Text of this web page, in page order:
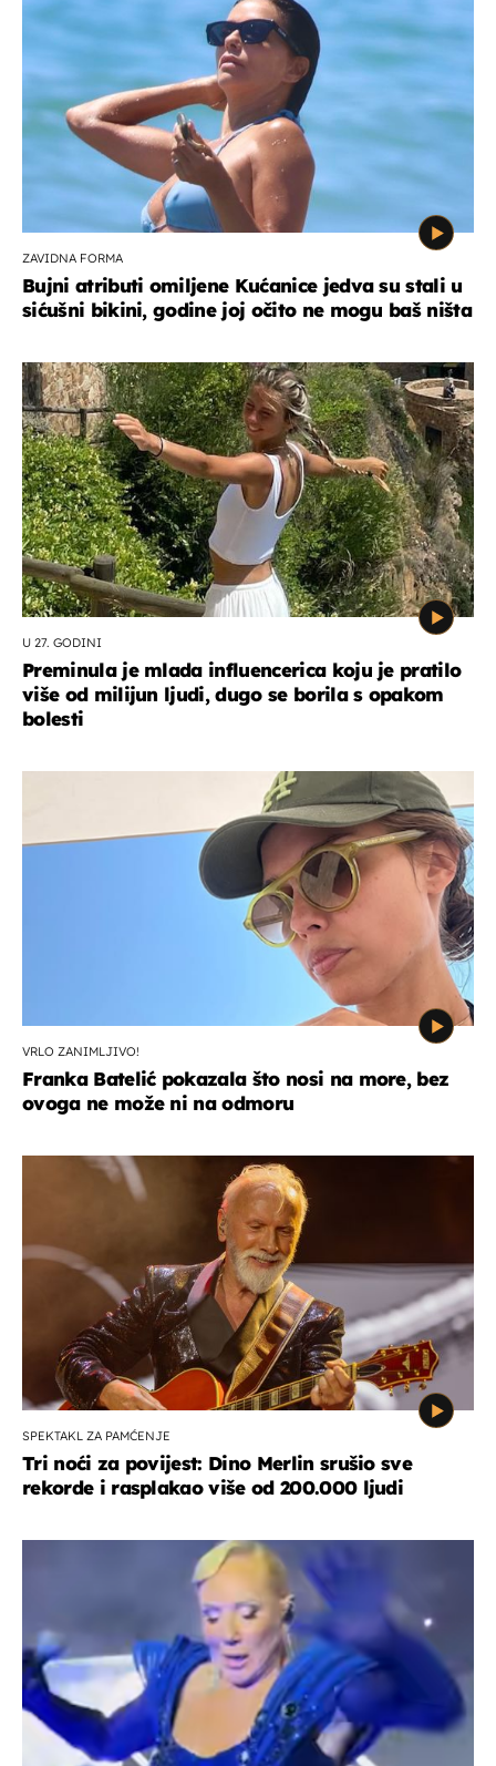
ZAVIDNA FORMA
Bujni atributi omiljene Kućanice jedva su stali u
sićušni bikini, godine joj očito ne mogu baš ništa
U 27. GODINI
Preminula je mlada influencerica koju je pratilo
više od milijun ljudi, dugo se borila s opakom
bolesti
VRLO ZANIMLJIVO!
Franka Batelić pokazala što nosi na more, bez
ovoga ne može ni na odmoru
SPEKTAKL ZA PAMĆENJE
Tri noći za povijest: Dino Merlin srušio sve
rekorde i rasplakao više od 200.000 ljudi